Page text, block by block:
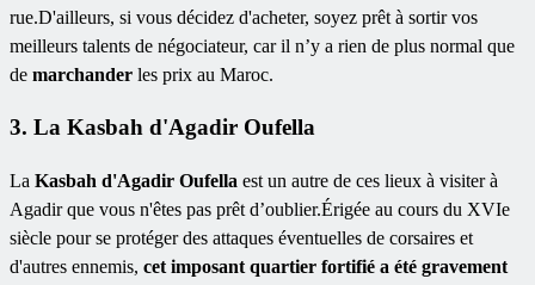
rue.D'ailleurs, si vous décidez d'acheter, soyez prêt à sortir vos
meilleurs talents de négociateur, car il n’y a rien de plus normal que
de marchander les prix au Maroc.
3. La Kasbah d'Agadir Oufella
La Kasbah d'Agadir Oufella est un autre de ces lieux à visiter à
Agadir que vous n'êtes pas prêt d’oublier.Érigée au cours du XVIe
siècle pour se protéger des attaques éventuelles de corsaires et
d'autres ennemis, cet imposant quartier fortifié a été gravement